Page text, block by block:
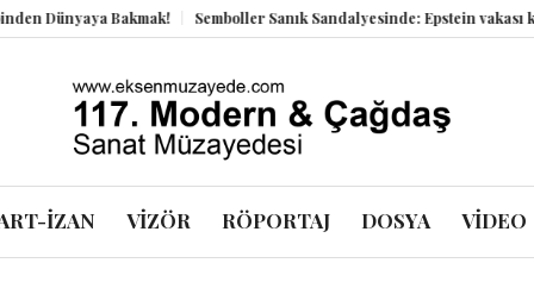
Bakmak! Semboller Sanık Sandalyesinde: Epstein vakası kadim
İZAN VİZÖR RÖPORTAJ DOSYA VİDEO